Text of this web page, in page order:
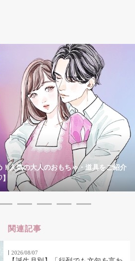
人気の大人のおもちゃ・道具をご紹介
関連記事
2026/08/07